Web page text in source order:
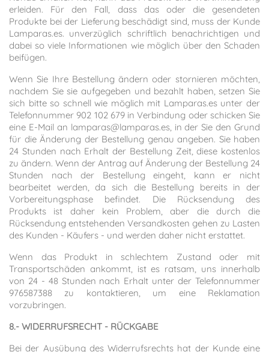
erleiden. Für den Fall, dass das oder die gesendeten
Produkte bei der Lieferung beschädigt sind, muss der Kunde
Lamparas.es. unverzüglich schriftlich benachrichtigen und
dabei so viele Informationen wie möglich über den Schaden
beifügen.
Wenn Sie Ihre Bestellung ändern oder stornieren möchten,
nachdem Sie sie aufgegeben und bezahlt haben, setzen Sie
sich bitte so schnell wie möglich mit Lamparas.es unter der
Telefonnummer 902 102 679 in Verbindung oder schicken Sie
eine E-Mail an lamparas@lamparas.es, in der Sie den Grund
für die Änderung der Bestellung genau angeben. Sie haben
24 Stunden nach Erhalt der Bestellung Zeit, diese kostenlos
zu ändern. Wenn der Antrag auf Änderung der Bestellung 24
Stunden nach der Bestellung eingeht, kann er nicht
bearbeitet werden, da sich die Bestellung bereits in der
Vorbereitungsphase befindet. Die Rücksendung des
Produkts ist daher kein Problem, aber die durch die
Rücksendung entstehenden Versandkosten gehen zu Lasten
des Kunden - Käufers - und werden daher nicht erstattet.
Wenn das Produkt in schlechtem Zustand oder mit
Transportschäden ankommt, ist es ratsam, uns innerhalb
von 24 - 48 Stunden nach Erhalt unter der Telefonnummer
976587388 zu kontaktieren, um eine Reklamation
vorzubringen.
8.- WIDERRUFSRECHT - RÜCKGABE
Bei der Ausübung des Widerrufsrechts hat der Kunde eine